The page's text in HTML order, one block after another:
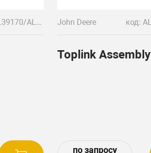
код: AL39170/AL67290 John Deere
Toplink Assembly